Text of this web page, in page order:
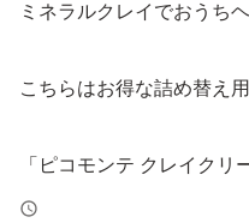
ミネラルクレイでおうち
こちらはお得な詰め替え
「ピコモンテ クレイク
の成分を使用して作られ